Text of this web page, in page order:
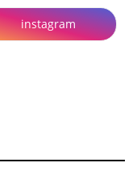
instagram